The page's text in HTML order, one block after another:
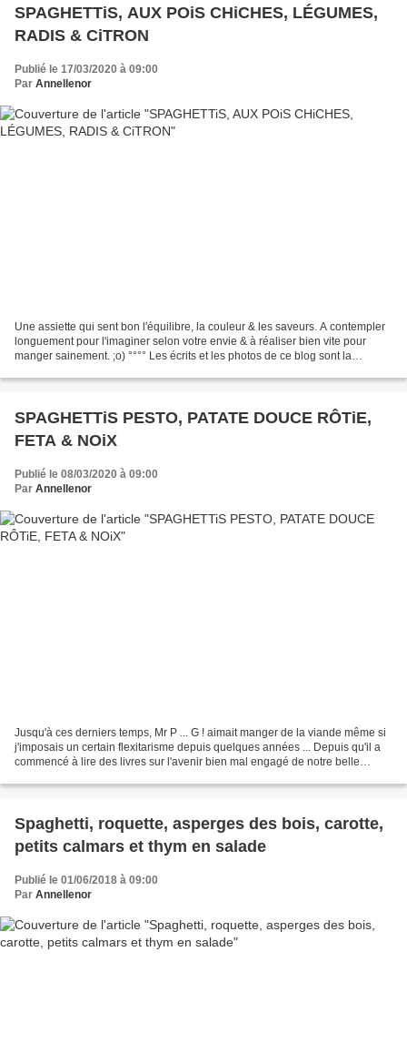
SPAGHETTiS, AUX POiS CHiCHES, LÉGUMES,
RADIS & CiTRON
Publié le 17/03/2020 à 09:00
Par Annellenor
Une assiette qui sent bon l'équilibre, la couleur & les saveurs. A contempler
longuement pour l'imaginer selon votre envie & à réaliser bien vite pour
manger sainement. ;o) °°°° Les écrits et les photos de ce blog sont la
SPAGHETTiS PESTO, PATATE DOUCE RÔTiE,
FETA & NOiX
Publié le 08/03/2020 à 09:00
Par Annellenor
Jusqu'à ces derniers temps, Mr P ... G ! aimait manger de la viande même si
j'imposais un certain flexitarisme depuis quelques années ... Depuis qu'il a
commencé à lire des livres sur l'avenir bien mal engagé de notre belle
Spaghetti, roquette, asperges des bois, carotte,
petits calmars et thym en salade
Publié le 01/06/2018 à 09:00
Par Annellenor